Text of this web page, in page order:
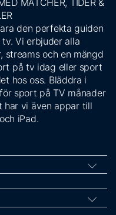
MATCHER, TIDER &
den perfekta guiden
Vi erbjuder alla
streams och en mängd
på tv idag eller sport
hos oss. Bläddra i
sport på TV månader
har vi även appar till
iPad.